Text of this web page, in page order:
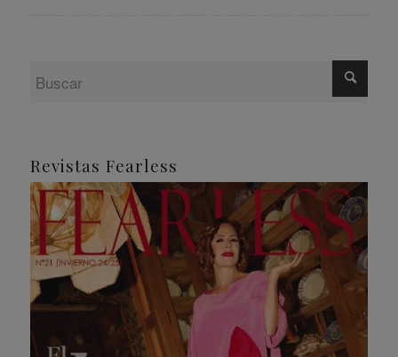
Revistas Fearless